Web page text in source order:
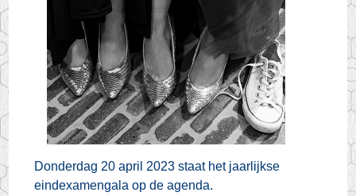
Donderdag 20 april 2023 staat het jaarlijkse
eindexamengala op de agenda.